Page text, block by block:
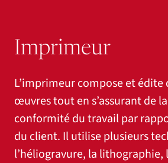
Imprimeur
L’imprimeur compose et
œuvres tout en s’assurant de
conformité du travail par
du client. Il utilise plusieurs
l’héliogravure, la lithographie,